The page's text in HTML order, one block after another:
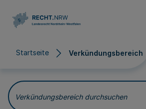
Startseite Verkündungsbereich
Verkündungsbereich durchsuchen